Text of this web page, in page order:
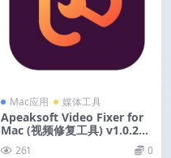
Mac应用 媒体工具
Apeaksoft Video Fixer for
Mac (视频修复工具) v1.0.20
激活版
261 0